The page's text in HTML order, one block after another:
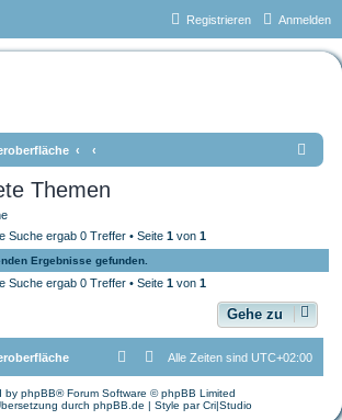
Anmelden
Registrieren
Themen
Suche ergab 0 Treffer • Seite 1von 1
Ergebnisse gefunden.
Suche ergab 0 Treffer • Seite 1von 1
Gehe zu
Alle Zeiten sind UTC+02:00
by phpBB® Forum Software © phpBB Limited
durch phpBB.de | Style parCri|Studio